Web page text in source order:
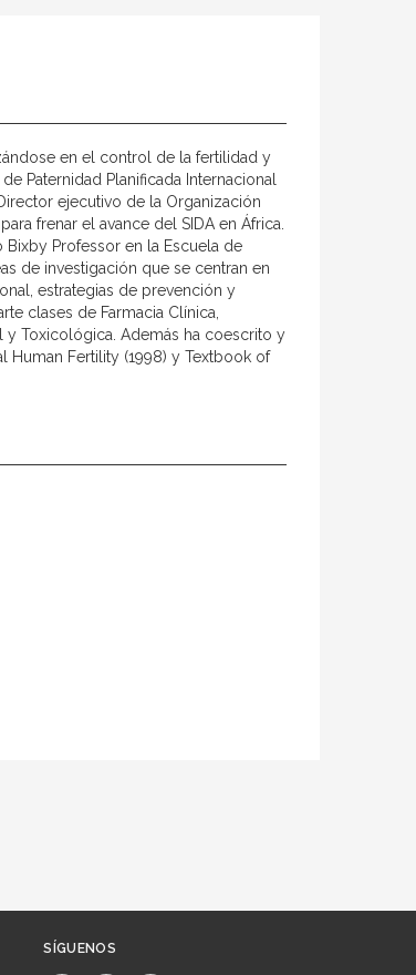
en el control de la fertilidad y
Paternidad Planificada Internacional
ejecutivo de la Organización
frenar el avance del SIDA en África.
Professor en la Escuela de
de investigación que se centran en
estrategias de prevención y
clases de Farmacia Clínica,
y Toxicológica. Además ha coescrito y
Human Fertility (1998) y Textbook of
SÍGUENOS